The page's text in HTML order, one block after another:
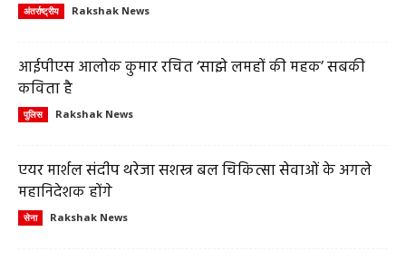
अंतर्राष्ट्रीय Rakshak News
आईपीएस आलोक कुमार रचित ‘साझे लमहों की महक’ सबकी
कविता है
पुलिस Rakshak News
एयर मार्शल संदीप थरेजा सशस्त्र बल चिकित्सा सेवाओं के अगले
महानिदेशक होंगे
सेना Rakshak News